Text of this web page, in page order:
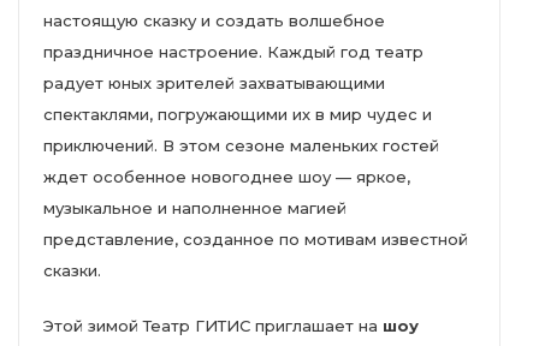
настоящую сказку и создать волшебное
праздничное настроение. Каждый год театр
радует юных зрителей захватывающими
спектаклями, погружающими их в мир чудес и
приключений. В этом сезоне маленьких гостей
ждет особенное новогоднее шоу — яркое,
музыкальное и наполненное магией
представление, созданное по мотивам известной
сказки.
Этой зимой Театр ГИТИС приглашает на шоу